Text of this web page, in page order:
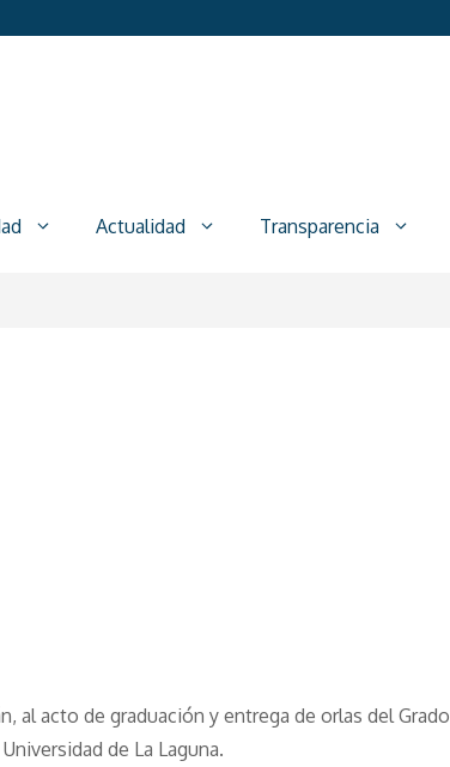
Actualidad Transparencia
al acto de graduación y entrega de orlas del Grado
de La Laguna.